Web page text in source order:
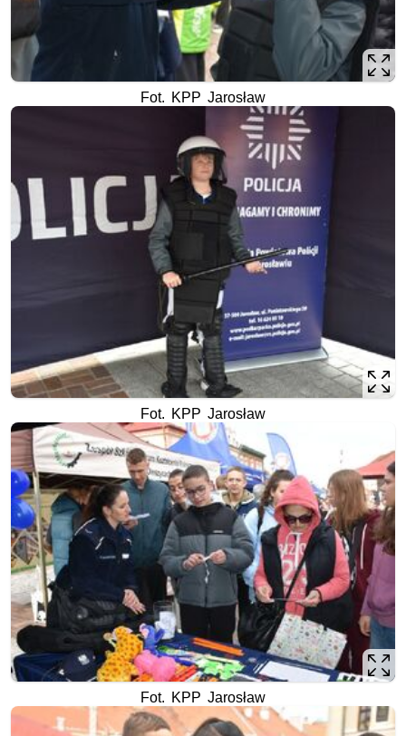
Fot. KPP Jarosław
Fot. KPP Jarosław
Fot. KPP Jarosław